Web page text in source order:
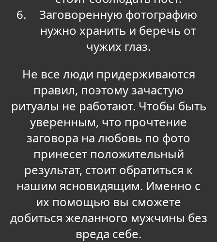
Заговоренную фотографию
нужно хранить и беречь от
чужих глаз.
Не все люди придерживаются
правил, поэтому зачастую
ритуалы не работают. Чтобы быть
уверенным, что прочтение
заговора на любовь по фото
принесет положительный
результат, стоит обратиться к
нашим ясновидящим. Именно с
их помощью вы сможете
добиться желанного мужчины без
вреда себе.